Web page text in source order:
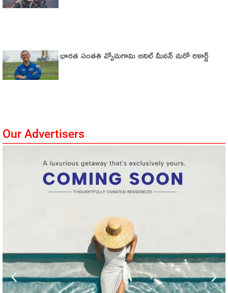
భారత సంతతి వ్యోమగామి అనిల్‌ మీనన్‌ మరో రికార్డ్‌
Our Advertisers